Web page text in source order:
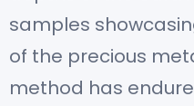
samples
of the precious
method has